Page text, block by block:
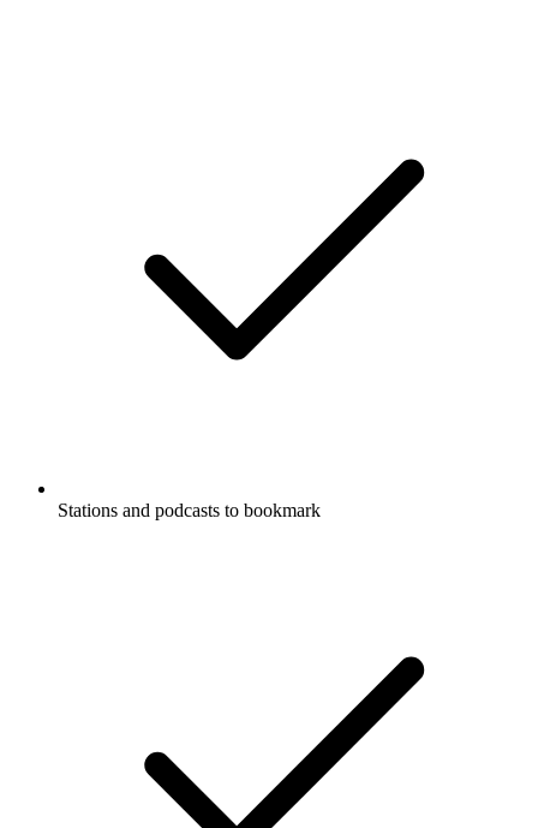
Stations and podcasts to bookmark